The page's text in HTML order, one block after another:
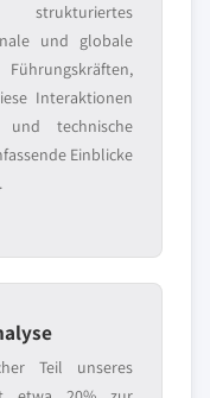
und globale
Interaktionen
und technische
Einblicke
Teil unseres